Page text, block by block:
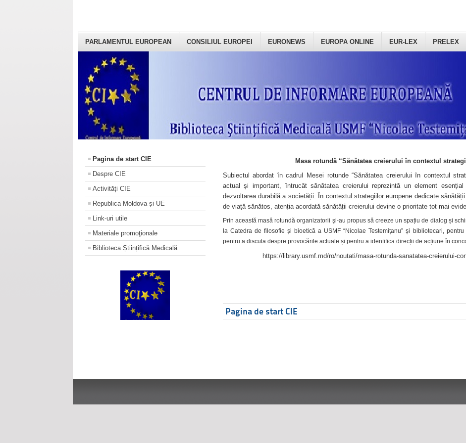
PARLAMENTUL EUROPEAN CONSILIUL EUROPEI EURONEWS EUROPA ONLINE EUR-LEX PRELEX
Pagina de start CIE
Despre CIE
Activități CIE
Republica Moldova și UE
Link-uri utile
Materiale promoţionale
Biblioteca Științifică Medicală
Masa rotundă “Sănătatea creierului în contextul
Subiectul abordat în cadrul Mesei rotunde “Sănătatea creierului în contextul
actual și important, întrucât sănătatea creierului reprezintă un element
dezvoltarea durabilă a societății. În contextul strategiilor europene dedicate
de viață sănătos, atenția acordată sănătății creierului devine o prioritate tot mai
Prin această masă rotundă organizatorii şi-au propus să creeze un spațiu de dialog și
la Catedra de filosofie și bioetică a USMF “Nicolae Testemițanu” și bibliotecari,
pentru a discuta despre provocările actuale și pentru a identifica direcții de acțiune în
https://library.usmf.md/ro/noutati/masa-rotunda-sanatatea-creierului-
Pagina de start CIE